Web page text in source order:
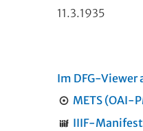
11.3.1935
Im DFG-Viewer
METS (OAI-
IIIF-Manifest